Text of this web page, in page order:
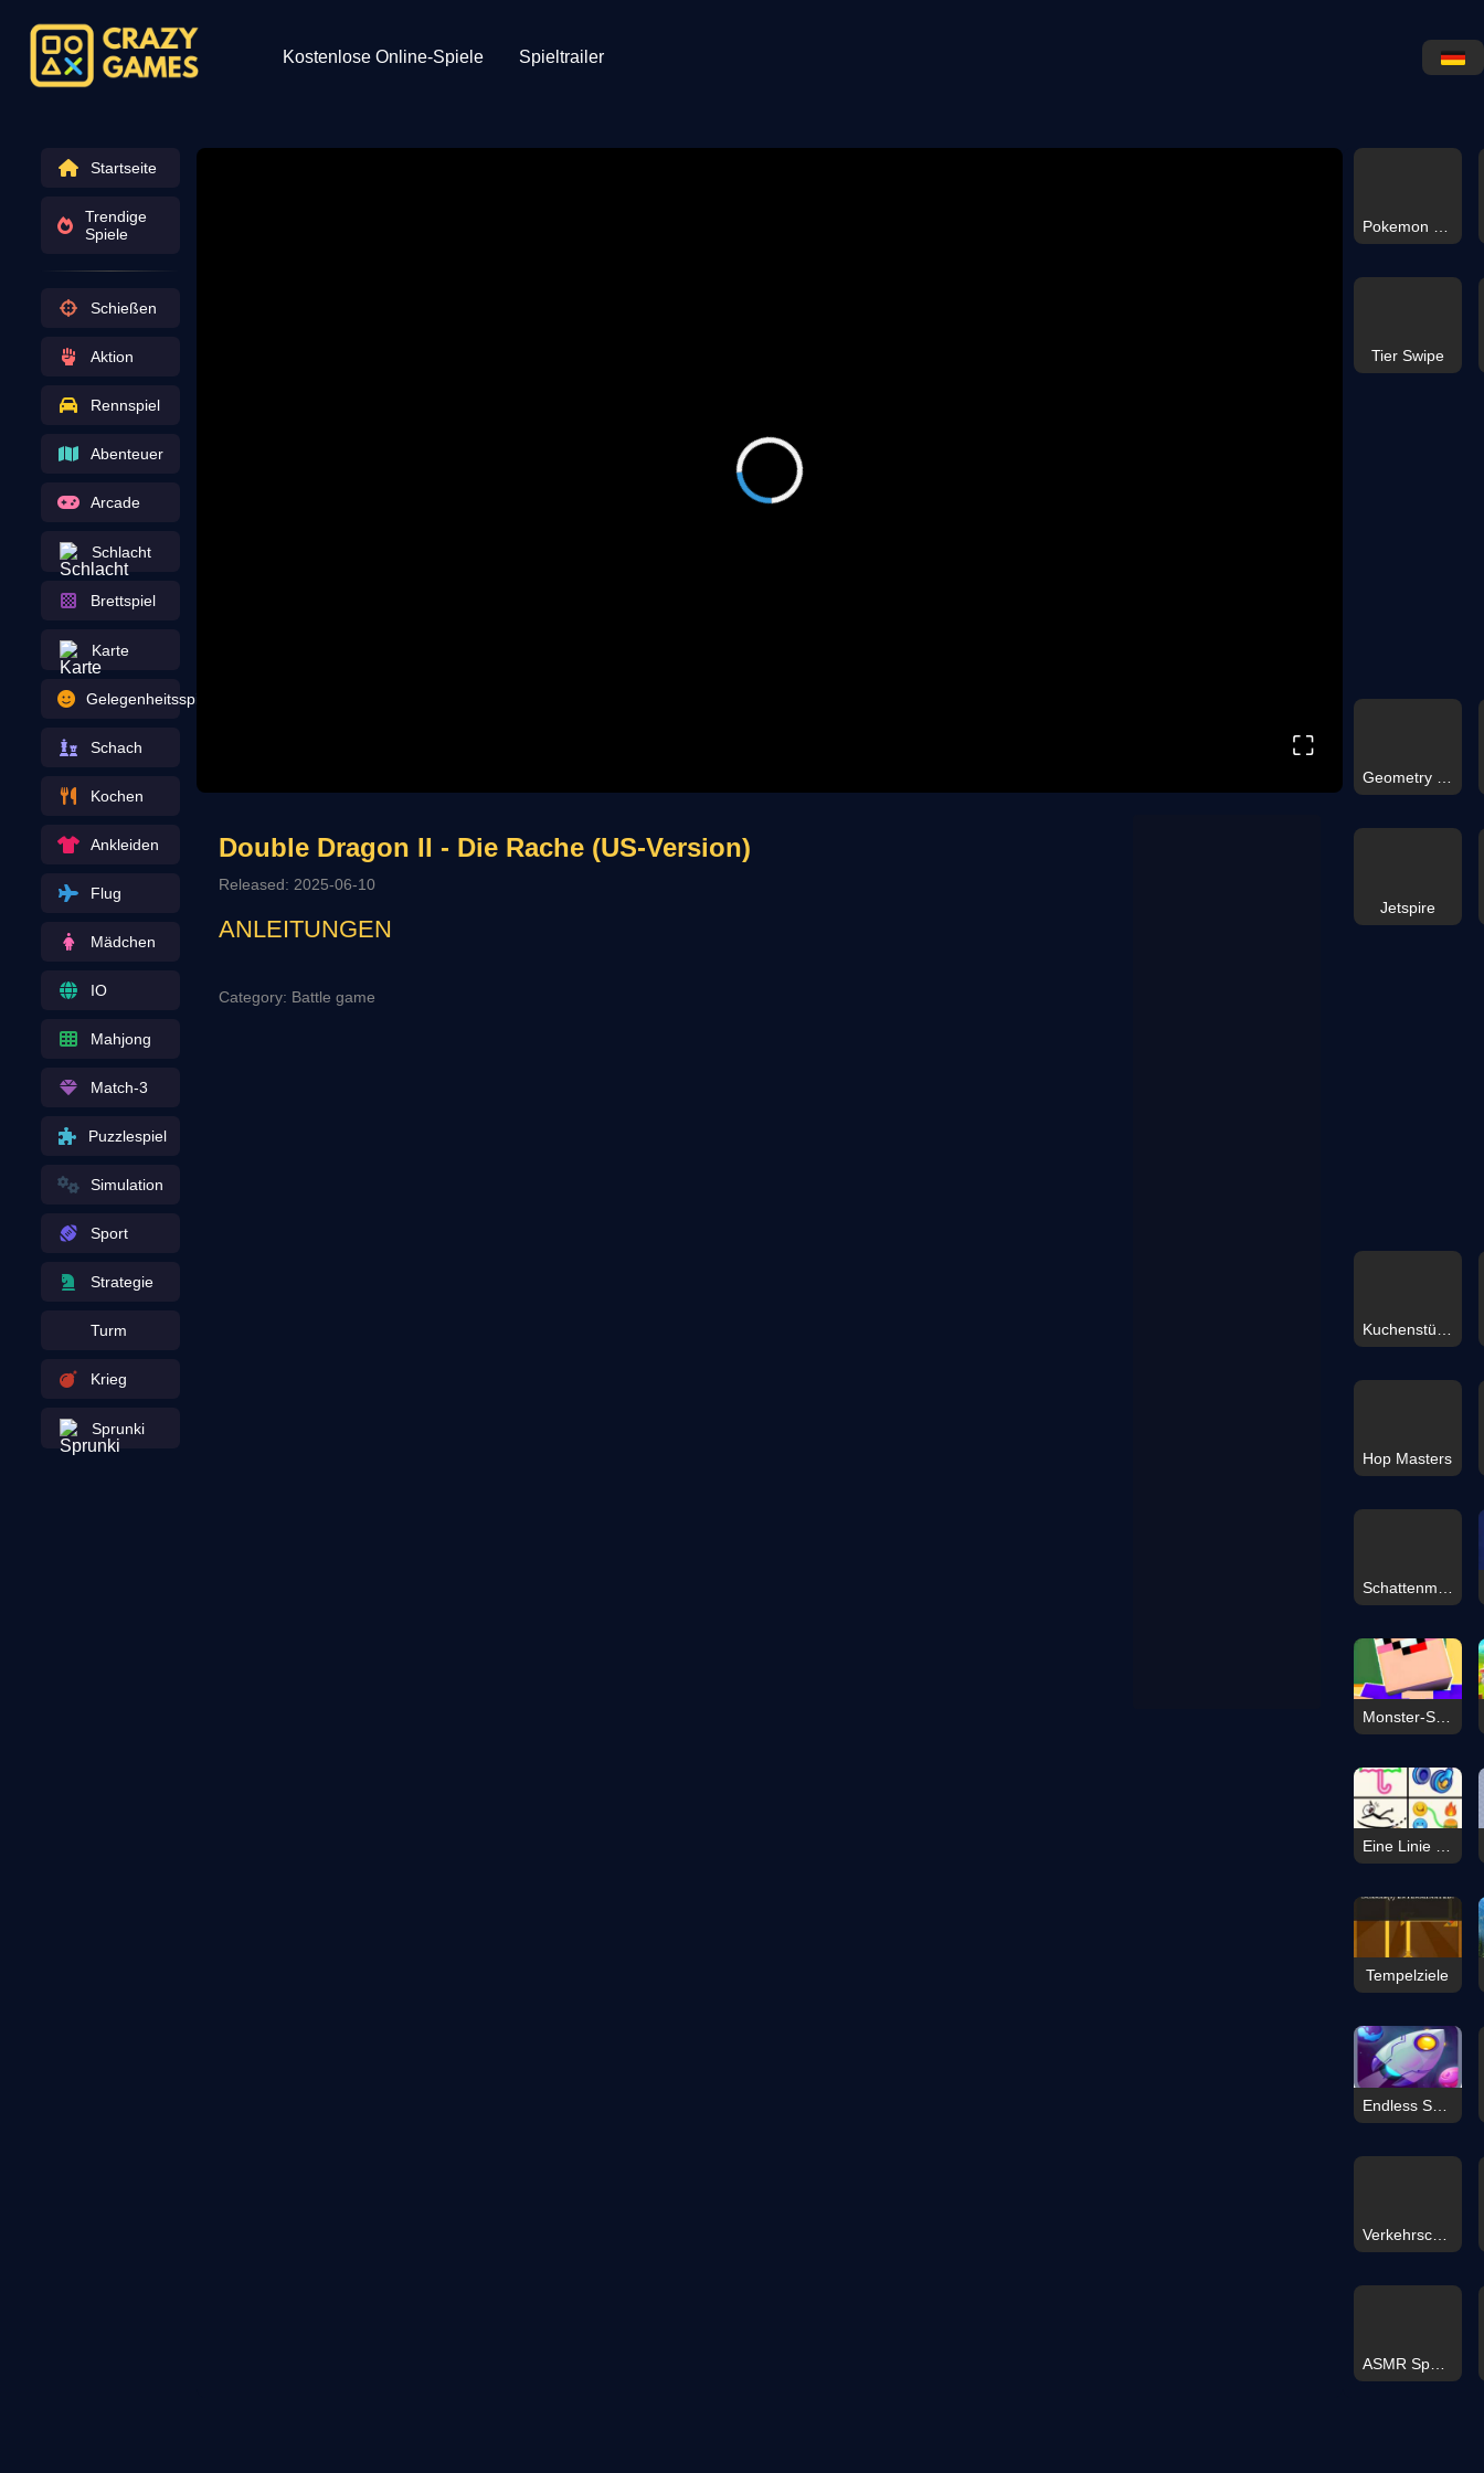
Kostenlose Online-Spiele Spieltrailer
Startseite
Trendige
Spiele
Schießen
Aktion
Rennspiel
Abenteuer
Arcade
Schlacht
Brettspiel
Karte
Gelegenheitsspiel
Schach
Kochen
Ankleiden
Flug
Mädchen
IO
Mahjong
Match-3
Puzzlespiel
Simulation
Sport
Strategie
Turm
Krieg
Sprunki
⛶
Double Dragon II - Die Rache (US-Version)
Released: 2025-06-10
ANLEITUNGEN
Category: Battle game
Tier Swipe
Geometry Dash-Klon
Jetspire
Hop Masters
Monster-Schulherausforderung
Eine Linie zeichnen
Tempelziele
Endless Space Pilot 2D
Verkehrschaos Hüpfer
ASMR Spaß Entspannungspiele